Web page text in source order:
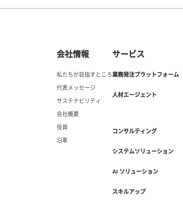
会社情報
私たちが目指すところ
代表メッセージ
サステナビリティ
会社概要
役員
沿革
サービス
業務発注プラットフォーム
人材エージェント
コンサルティング
システムソリューション
AI ソリューション
スキルアップ